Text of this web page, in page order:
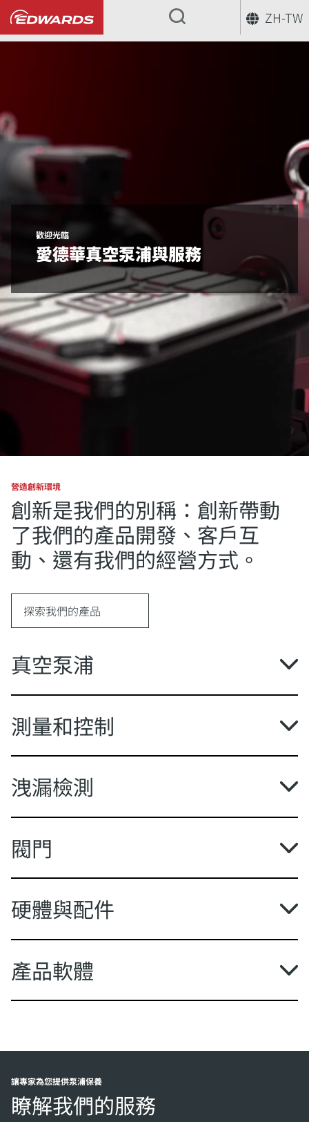
ZH-TW
...
歡迎光臨
愛德華真空泵浦與服務
營造創新環境
創新是我們的別稱：創新帶動
了我們的產品開發、客戶互
動、還有我們的經營方式。
探索我們的產品
真空泵浦
測量和控制
洩漏檢測
閥門
硬體與配件
產品軟體
讓專家為您提供泵浦保養
瞭解我們的服務